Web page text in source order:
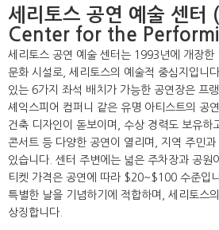
세리토스 공연 예술 센터
Center for the
세리토스 공연 예술 센터는 1993년에 개장한
문화 시설로, 세리토스의 예술적 중심지입니
있는 6가지 좌석 배치가 가능한 공연장은 프
셰익스피어 컴퍼니 같은 유명 아티스트의 공
건축 디자인이 돋보이며, 수상 경력도 보유하
콘서트 등 다양한 공연이 열리며, 지역 주민과
있습니다. 센터 주변에는 넓은 주차장과 공원
티켓 가격은 공연에 따라 $20~$100 수준입
특별한 날을 기념하기에 적합하며, 세리토스
상징합니다.